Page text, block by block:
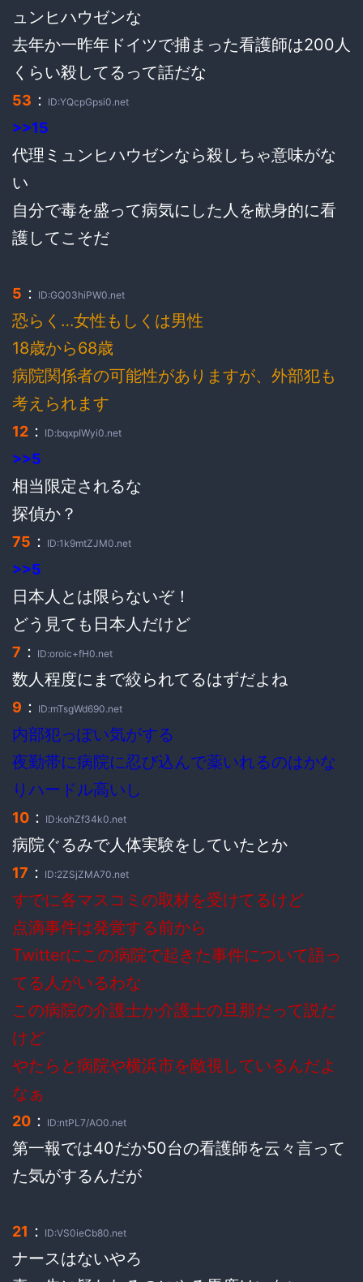
ュンヒハウゼンな
去年か一昨年ドイツで捕まった看護師は200人
くらい殺してるって話だな
53 ： ID:YQcpGpsi0.net
>>15
代理ミュンヒハウゼンなら殺しちゃ意味がな
い
自分で毒を盛って病気にした人を献身的に看
護してこそだ
5 ： ID:GQ03hiPW0.net
恐らく…女性もしくは男性
18歳から68歳
病院関係者の可能性がありますが、外部犯も
考えられます
12 ： ID:bqxpIWyi0.net
>>5
相当限定されるな
探偵か？
75 ： ID:1k9mtZJM0.net
>>5
日本人とは限らないぞ！
どう見ても日本人だけど
7 ： ID:oroic+fH0.net
数人程度にまで絞られてるはずだよね
9 ： ID:mTsgWd690.net
内部犯っぽい気がする
夜勤帯に病院に忍び込んで薬いれるのはかな
りハードル高いし
10 ： ID:kohZf34k0.net
病院ぐるみで人体実験をしていたとか
17 ： ID:2ZSjZMA70.net
すでに各マスコミの取材を受けてるけど
点滴事件は発覚する前から
Twitterにこの病院で起きた事件について語っ
てる人がいるわな
この病院の介護士か介護士の旦那だって説だ
けど
やたらと病院や横浜市を敵視しているんだよ
なぁ
20 ： ID:ntPL7/AO0.net
第一報では40だか50台の看護師を云々言って
た気がするんだが
21 ： ID:VS0ieCb80.net
ナースはないやろ